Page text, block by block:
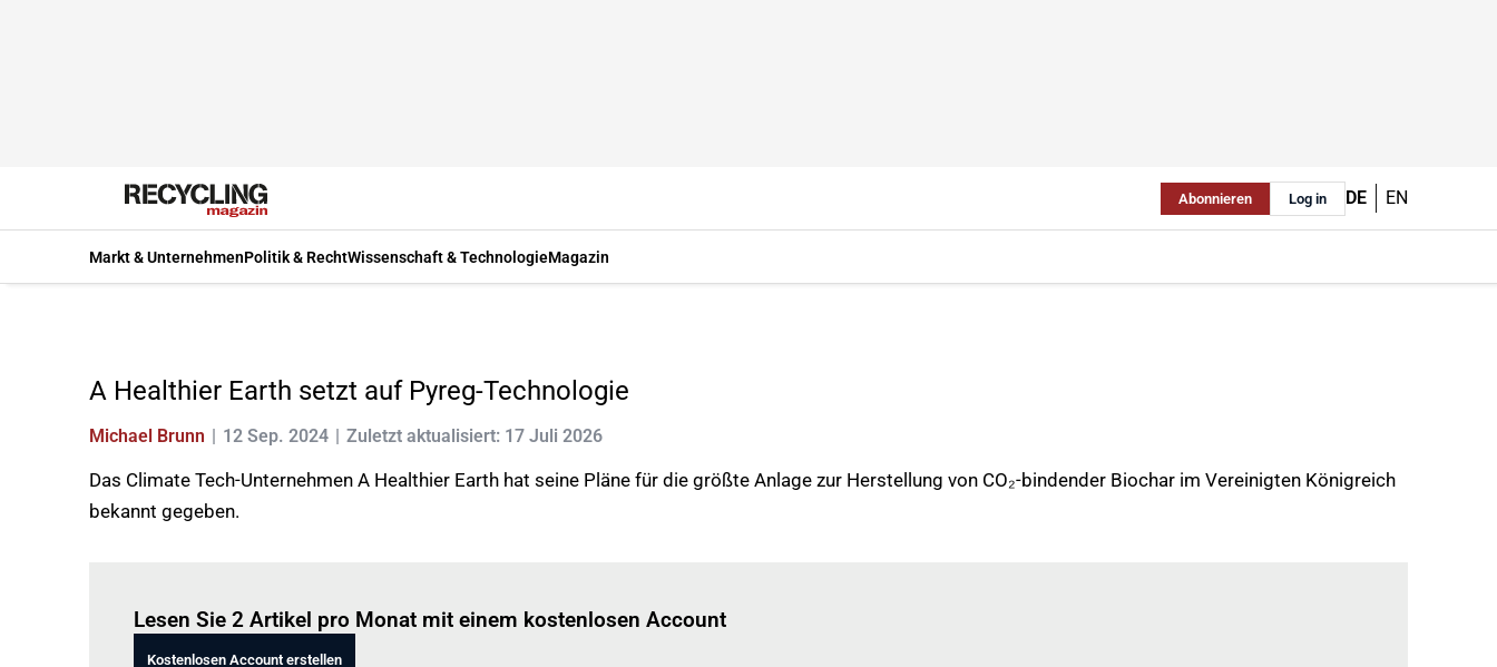
Abonnieren Log in DE EN
Markt & UnternehmenPolitik & RechtWissenschaft & TechnologieMagazin
A Healthier Earth setzt auf Pyreg-Technologie
Michael Brunn 12 Sep. 2024 Zuletzt aktualisiert: 17 Juli 2026
Das Climate Tech-Unternehmen A Healthier Earth hat seine Pläne für die größte Anlage zur Herstellung von CO₂-bindender Biochar im Vereinigten Königreich
bekannt gegeben.
Lesen Sie 2 Artikel pro Monat mit einem kostenlosen Account
Kostenlosen Account erstellen